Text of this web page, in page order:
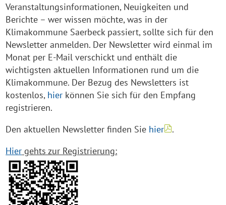
Veranstaltungsinformationen, Neuigkeiten und
Berichte – wer wissen möchte, was in der
Klimakommune Saerbeck passiert, sollte sich für den
Newsletter anmelden. Der Newsletter wird einmal im
Monat per E-Mail verschickt und enthält die
wichtigsten aktuellen Informationen rund um die
Klimakommune. Der Bezug des Newsletters ist
kostenlos, hier können Sie sich für den Empfang
registrieren.
Den aktuellen Newsletter finden Sie hier
.
Hier gehts zur Registrierung: